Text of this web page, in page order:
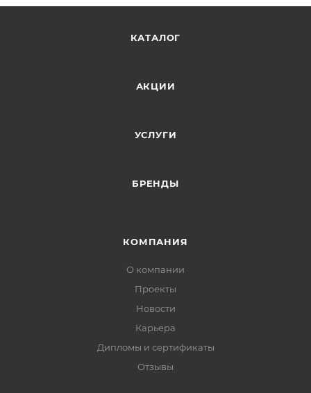
КАТАЛОГ
АКЦИИ
УСЛУГИ
БРЕНДЫ
КОМПАНИЯ
О компании
Проекты
Новости
Карьера
Дипломы и сертификаты
Отзывы